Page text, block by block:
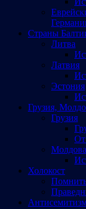
Страны
Литва
Латвия
Эстония
Грузия,
Грузия
От
Молдова
Холокост